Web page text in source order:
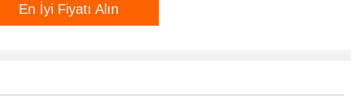
En İyi Fiyatı Alın